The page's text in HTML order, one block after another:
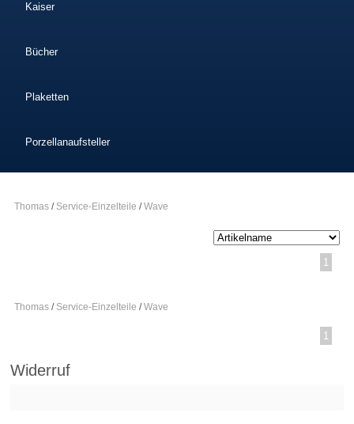
Kaiser
Bücher
Plaketten
Porzellanaufsteller
Thomas / Service-Einzelteile /Wave
1
Thomas / Service-Einzelteile /Wave
1
Widerruf